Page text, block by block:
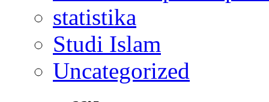
statistika
Studi Islam
Uncategorized